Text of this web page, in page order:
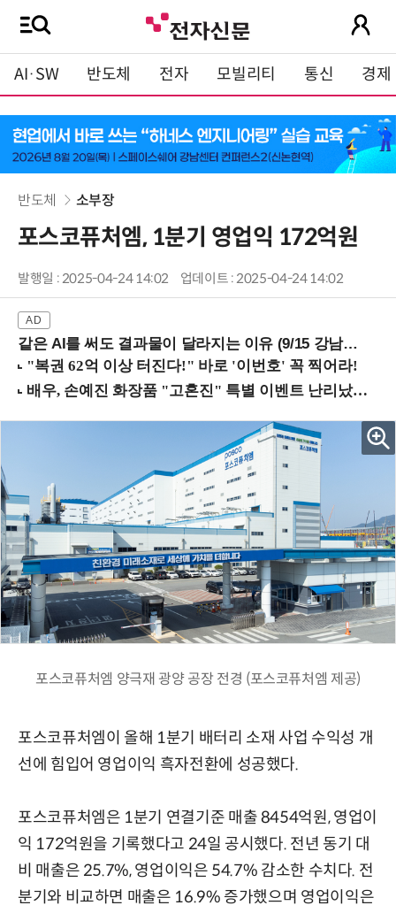
AI·SW 반도체 전자 모빌리티 통신 경제
반도체 소부장
포스코퓨처엠, 1분기 영업익 172억원
발행일 : 2025-04-24 14:02 업데이트 : 2025-04-24 14:02
같은 AI를 써도 결과물이 달라지는 이유 (9/15 강남역)
포스코퓨처엠 양극재 광양 공장 전경 (포스코퓨처엠 제공)
포스코퓨처엠이 올해 1분기 배터리 소재 사업 수익성 개
선에 힘입어 영업이익 흑자전환에 성공했다.
포스코퓨처엠은 1분기 연결기준 매출 8454억원, 영업이
익 172억원을 기록했다고 24일 공시했다. 전년 동기 대
비 매출은 25.7%, 영업이익은 54.7% 감소한 수치다. 전
분기와 비교하면 매출은 16.9% 증가했으며 영업이익은